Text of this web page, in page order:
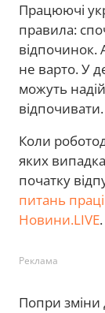
Працюючі
правила:
відпочинок.
не варто. У
можуть
відпочивати.
Коли
яких
початку
питань
Новини.LIVE.
Реклама
Попри зміни